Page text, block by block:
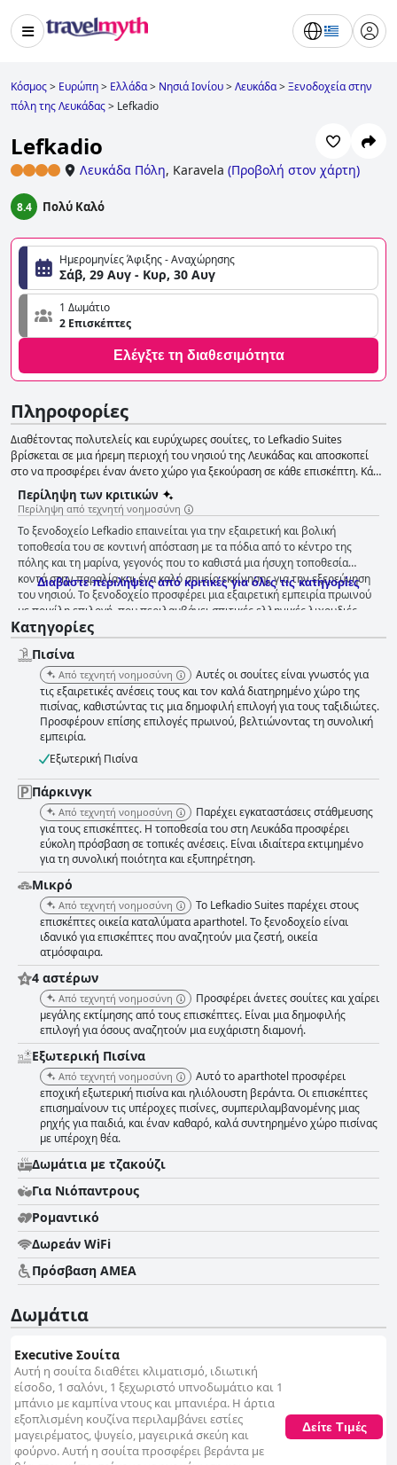
Κόσμος> Ευρώπη> Ελλάδα> Νησιά Ιονίου>Λευκάδα>Ξενοδοχεία στην
πόλη της Λευκάδας> Lefkadio
Lefkadio
Λευκάδα Πόλη, Karavela (Προβολή στον χάρτη)
8.4 Πολύ Καλό
Ημερομηνίες Άφιξης - Αναχώρησης
Σάβ, 29 Αυγ - Κυρ, 30 Αυγ
1 Δωμάτιο
2 Επισκέπτες
Ελέγξτε τη διαθεσιμότητα
Πληροφορίες
Διαθέτοντας πολυτελείς και ευρύχωρες σουίτες, το Lefkadio Suites
βρίσκεται σε μια ήρεμη περιοχή του νησιού της Λευκάδας και αποσκοπεί
στο να προσφέρει έναν άνετο χώρο για ξεκούραση σε κάθε επισκέπτη. Κάθε
σουίτα διαθέτει πλήρως εξοπλισμένη κουζίνα, άνετα κρεβάτια, κλιματισμό,
σύνδεση στο ίντερνετ και όλες τις απαραίτητες ανέσεις και εγκαταστάσεις.
Το κέντρο της πόλης με τα μαγαζιά και τα εστιατόρια βρίσκεται μόλις
μερικά λεπτά μακριά, ενώ οι επισκέπτες μπορούν επίσης να εξερευνήσουν
τη γύρω περιοχή ή να επιδοθούν σε κάποιο από τα διάφορα σπορ που
διατίθενται.
Περίληψη των κριτικών
Περίληψη από τεχνητή νοημοσύνη
Το ξενοδοχείο Lefkadio επαινείται για την εξαιρετική και βολική
τοποθεσία του σε κοντινή απόσταση με τα πόδια από το κέντρο της
πόλης και τη μαρίνα, γεγονός που το καθιστά μια ήσυχη τοποθεσία
κοντά στην παραλία και ένα καλό σημείο εκκίνησης για την εξερεύνηση
του νησιού. Το ξενοδοχείο προσφέρει μια εξαιρετική εμπειρία πρωινού
με ποικίλη επιλογή, που περιλαμβάνει σπιτικές ελληνικές λιχουδιές,
φρέσκο χυμό πορτοκαλιού και καφέ, ο οποίος σερβίρεται στο δωμάτιο
λόγω των περιορισμών του Covid. Τα δωμάτια είναι καθαρά και
τακτοποιημένα και το προσωπικό είναι εξαιρετικά φιλικό και
εξυπηρετικό, προσφέροντας μια ζεστή και φιλόξενη διαμονή. Η πισίνα
αποτελεί το αποκορύφωμα της εμπειρίας του ξενοδοχείου, την οποία
απολαμβάνουν οι επισκέπτες με υπέροχη θέα και καλή σκιά. Ο
ευρύχωρος και δωρεάν χώρος στάθμευσης αποτελεί σημαντικό
πλεονέκτημα για τους επισκέπτες που διαμένουν στο Lefkadio. Τα
κρεβάτια είναι μεγάλα και άνετα, με εξαιρετικά αναπαυτικά στρώματα,
ιδανικά για έναν καλό ύπνο. Η εξωτερική πισίνα συντηρείται επίσης
καθημερινά, εξασφαλίζοντας την καθαρότητά της και μια όμορφη
τοποθεσία για να περάσετε το χρόνο σας. Συνολικά, το Lefkadio
συνιστάται ανεπιφύλακτα για την καθαριότητα, το φιλικό προσωπικό, τα
άνετα δωμάτια, το εξαιρετικό πρωινό και την υπέροχη πισίνα.
Διαβάστε περιλήψεις από κριτικές για όλες τις κατηγορίες
Κατηγορίες
Πισίνα
Από τεχνητή νοημοσύνη
Αυτές οι σουίτες είναι γνωστός για
τις εξαιρετικές ανέσεις τους και τον καλά διατηρημένο χώρο της
πισίνας, καθιστώντας τις μια δημοφιλή επιλογή για τους ταξιδιώτες.
Προσφέρουν επίσης επιλογές πρωινού, βελτιώνοντας τη συνολική
εμπειρία.
Εξωτερική Πισίνα
Πάρκινγκ
Από τεχνητή νοημοσύνη
Παρέχει εγκαταστάσεις στάθμευσης
για τους επισκέπτες. Η τοποθεσία του στη Λευκάδα προσφέρει
εύκολη πρόσβαση σε τοπικές ανέσεις. Είναι ιδιαίτερα εκτιμημένο
για τη συνολική ποιότητα και εξυπηρέτηση.
Μικρό
Από τεχνητή νοημοσύνη
Το Lefkadio Suites παρέχει στους
επισκέπτες οικεία καταλύματα aparthotel. Το ξενοδοχείο είναι
ιδανικό για επισκέπτες που αναζητούν μια ζεστή, οικεία
ατμόσφαιρα.
4 αστέρων
Από τεχνητή νοημοσύνη
Προσφέρει άνετες σουίτες και χαίρει
μεγάλης εκτίμησης από τους επισκέπτες. Είναι μια δημοφιλής
επιλογή για όσους αναζητούν μια ευχάριστη διαμονή.
Εξωτερική Πισίνα
Από τεχνητή νοημοσύνη
Αυτό το aparthotel προσφέρει
εποχική εξωτερική πισίνα και ηλιόλουστη βεράντα. Οι επισκέπτες
επισημαίνουν τις υπέροχες πισίνες, συμπεριλαμβανομένης μιας
ρηχής για παιδιά, και έναν καθαρό, καλά συντηρημένο χώρο πισίνας
με υπέροχη θέα.
Δωμάτια με τζακούζι
Για Νιόπαντρους
Ρομαντικό
Δωρεάν WiFi
Πρόσβαση ΑΜΕΑ
Δωμάτια
Executive Σουίτα
Αυτή η σουίτα διαθέτει κλιματισμό, ιδιωτική
είσοδο, 1 σαλόνι, 1 ξεχωριστό υπνοδωμάτιο και 1
μπάνιο με καμπίνα ντους και μπανιέρα. Η άρτια
εξοπλισμένη κουζίνα περιλαμβάνει εστίες
μαγειρέματος, ψυγείο, μαγειρικά σκεύη και
φούρνο. Αυτή η σουίτα προσφέρει βεράντα με
Δείτε Τιμές